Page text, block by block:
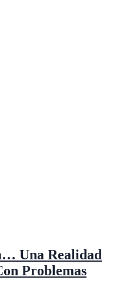
Una Realidad
Problemas